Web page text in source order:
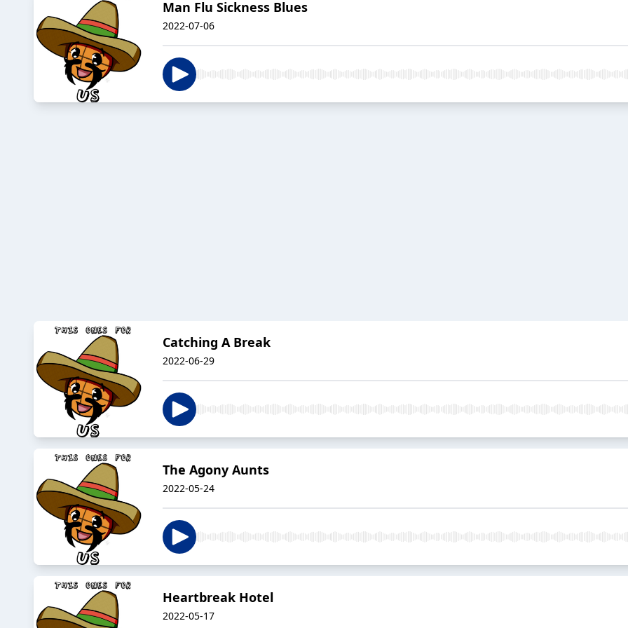
Man Flu Sickness Blues
2022-07-06
Catching A Break
2022-06-29
The Agony Aunts
2022-05-24
Heartbreak Hotel
2022-05-17